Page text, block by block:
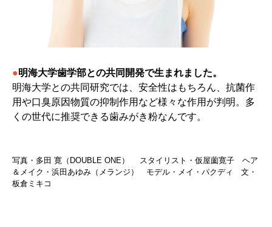
●明海大学歯学部との共同開発で生まれました。
明海大学との共同研究では、安全性はもちろん、抗菌作
用や口臭原因物質の抑制作用など様々な作用が判明。多
くの世代に推奨できる歯みがき粉なんです。
写真・多田 寛（DOUBLE ONE） スタイリスト・仮屋薗寛子 ヘア
＆メイク・浜田あゆみ（メランジ） モデル・メイ・パクディ 文・
板倉ミキコ